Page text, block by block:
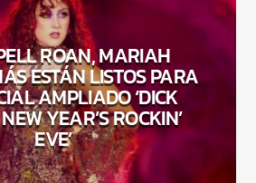
ROAN, MARIAH
ESTÁN LISTOS PARA
AMPLIADO ‘DICK
YEAR’S ROCKIN’
EVE’